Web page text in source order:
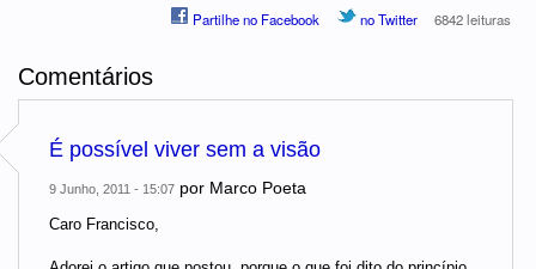
Partilhe no Facebook no Twitter 6842 leituras
Comentários
É possível viver sem a visão
9 Junho, 2011 - 15:07 por Marco Poeta
Caro Francisco,